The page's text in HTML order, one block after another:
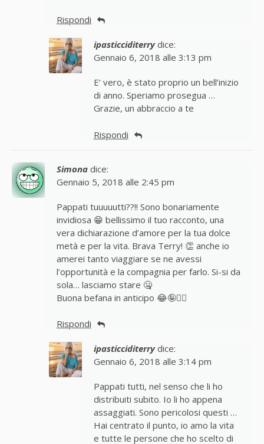
Rispondi
ipasticciditerry dice:
Gennaio 6, 2018 alle 3:13 pm
E’ vero, è stato proprio un bell’inizio
di anno. Speriamo prosegua …
Grazie, un abbraccio a te
Rispondi
Simona dice:
Gennaio 5, 2018 alle 2:45 pm
Pappati tuuuuutti??!! Sono bonariamente
invidiosa 😁 bellissimo il tuo racconto, una
vera dichiarazione d’amore per la tua dolce
metà e per la vita. Brava Terry! 👏 anche io
amerei tanto viaggiare se ne avessi
l’opportunità e la compagnia per farlo. Si-si da
sola… lasciamo stare 🤐
Buona befana in anticipo 😂🤪🧙‍♀️
Rispondi
ipasticciditerry dice:
Gennaio 6, 2018 alle 3:14 pm
Pappati tutti, nel senso che li ho
distribuiti subito. Io li ho appena
assaggiati. Sono pericolosi questi …
Hai centrato il punto, io amo la vita
e tutte le persone che ho scelto di